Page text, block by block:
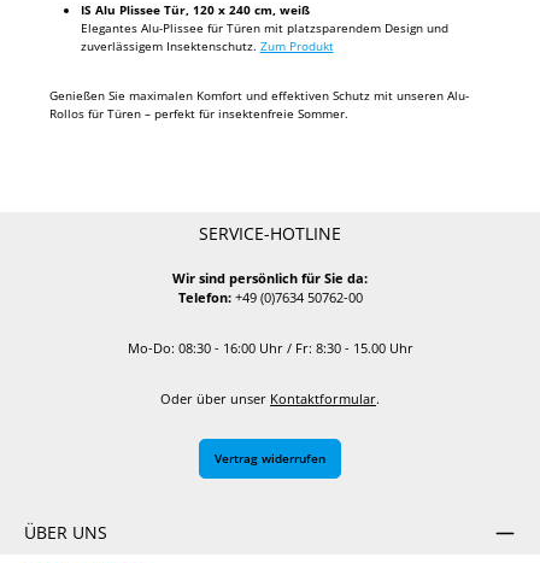
IS Alu Plissee Tür, 120 x 240 cm, weiß
Elegantes Alu-Plissee für Türen mit platzsparendem Design und
zuverlässigem Insektenschutz. Zum Produkt
Genießen Sie maximalen Komfort und effektiven Schutz mit unseren Alu-
Rollos für Türen – perfekt für insektenfreie Sommer.
SERVICE-HOTLINE
Wir sind persönlich für Sie da:
Telefon:+49 (0)7634 50762-00
Mo-Do: 08:30 - 16:00 Uhr / Fr: 8:30 - 15.00 Uhr
Oder über unser Kontaktformular.
Vertrag widerrufen
ÜBER UNS